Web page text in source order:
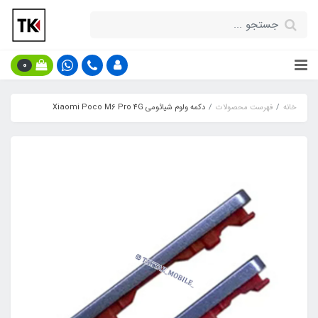
0
خانه فهرست محصولات دکمه ولوم شیائومی Xiaomi Poco M6 Pro 4G